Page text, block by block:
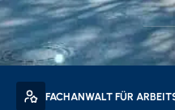
FACHANWALT FÜR